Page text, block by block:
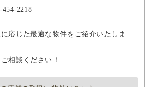
454-2218
応じた最適な物件をご紹介いたしま
相談ください！